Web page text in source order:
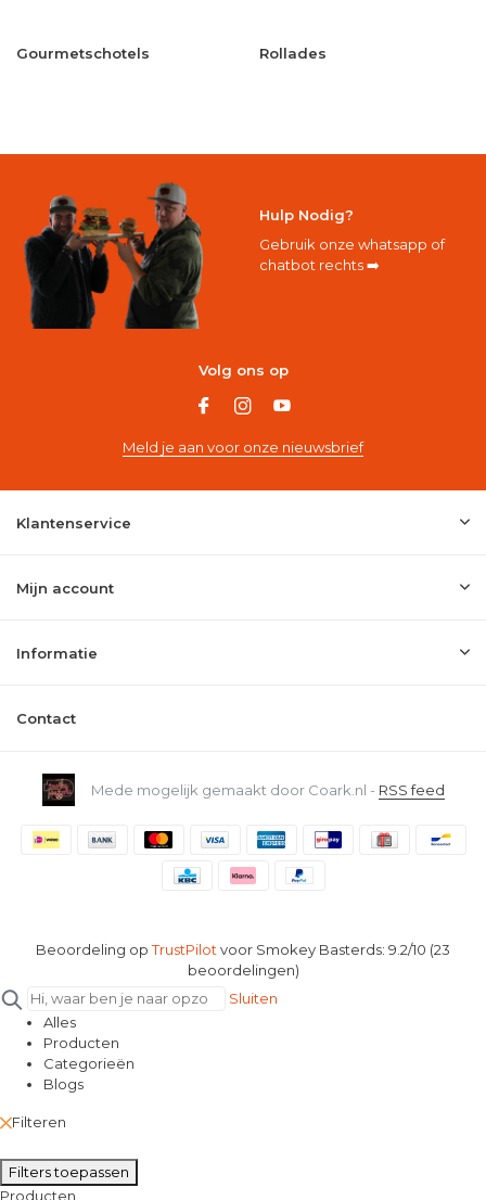
Gourmetschotels Rollades
Hulp Nodig?
Gebruik onze whatsapp of
chatbot rechts ➡️
Volg ons op
Meld je aan voor onze nieuwsbrief
Klantenservice
Mijn account
Informatie
Contact
Mede mogelijk gemaakt door Coark.nl - RSS feed
Beoordeling opTrustPilot voor Smokey Basterds: 9.2/10 (23
beoordelingen)
Sluiten
Alles
Producten
Categorieën
Blogs
Filteren
Filters toepassen
Producten